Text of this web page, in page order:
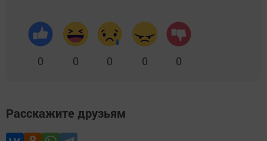
0 0 0 0 0
Расскажите друзьям